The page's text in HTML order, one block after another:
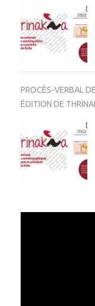
PROCÈS-VERBAL
ÉDITION DE